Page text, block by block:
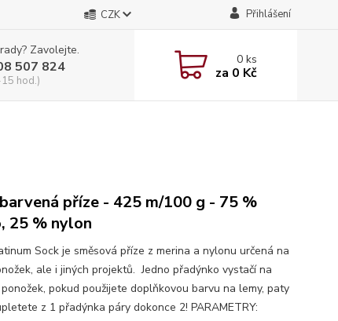
CZK Přihlášení
Zavolejte.
507 824
hod.)
0ks
za 0 Kč
příze - 425 m/100 g - 75 %
25 % nylon
Sock je směsová příze z merina a nylonu určená na
ale i jiných projektů. Jedno přadýnko vystačí na
pokud použijete doplňkovou barvu na lemy, paty
z 1 přadýnka páry dokonce 2! PARAMETRY: